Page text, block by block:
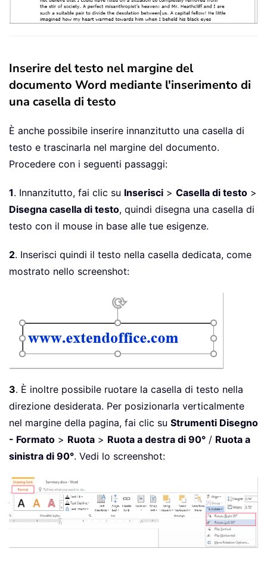
Inserire del testo nel margine del
documento Word mediante l'inserimento di
una casella di testo
È anche possibile inserire innanzitutto una casella di
testo e trascinarla nel margine del documento.
Procedere con i seguenti passaggi:
1. Innanzitutto, fai clic su Inserisci > Casella di testo >
Disegna casella di testo, quindi disegna una casella di
testo con il mouse in base alle tue esigenze.
2. Inserisci quindi il testo nella casella dedicata, come
mostrato nello screenshot:
3. È inoltre possibile ruotare la casella di testo nella
direzione desiderata. Per posizionarla verticalmente
nel margine della pagina, fai clic su Strumenti Disegno
- Formato > Ruota > Ruota a destra di 90° / Ruota a
sinistra di 90°. Vedi lo screenshot: